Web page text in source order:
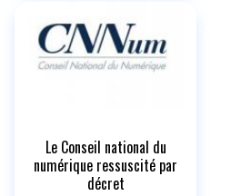
Le Conseil national du
numérique ressuscité par
décret